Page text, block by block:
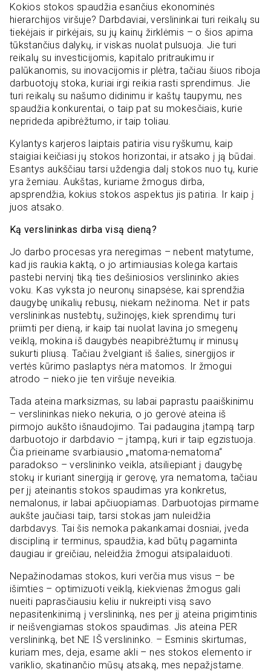
Kokios stokos spaudžia esančius ekonominės
hierarchijos viršuje? Darbdaviai, verslininkai turi reikalų su
tiekėjais ir pirkėjais, su jų kainų žirklėmis – o šios apima
tūkstančius dalykų, ir viskas nuolat pulsuoja. Jie turi
reikalų su investicijomis, kapitalo pritraukimu ir
palūkanomis, su inovacijomis ir plėtra, tačiau šiuos riboja
darbuotojų stoka, kuriai irgi reikia rasti sprendimus. Jie
turi reikalų su našumo didinimu ir kaštų taupymu, nes
spaudžia konkurentai, o taip pat su mokesčiais, kurie
neprideda apibrėžtumo, ir taip toliau.
Kylantys karjeros laiptais patiria visu ryškumu, kaip
staigiai keičiasi jų stokos horizontai, ir atsako į ją būdai.
Esantys aukščiau tarsi uždengia dalį stokos nuo tų, kurie
yra žemiau. Aukštas, kuriame žmogus dirba,
apsprendžia, kokius stokos aspektus jis patiria. Ir kaip į
juos atsako.
Ką verslininkas dirba visą dieną?
Jo darbo procesas yra neregimas – nebent matytume,
kad jis raukia kaktą, o jo artimiausias kolega kartais
pastebi nervinį tiką ties dešiniosios verslininko akies
voku. Kas vyksta jo neuronų sinapsėse, kai sprendžia
daugybę unikalių rebusų, niekam nežinoma. Net ir pats
verslininkas nustebtų, sužinojęs, kiek sprendimų turi
priimti per dieną, ir kaip tai nuolat lavina jo smegenų
veiklą, mokina iš daugybės neapibrėžtumų ir minusų
sukurti pliusą. Tačiau žvelgiant iš šalies, sinergijos ir
vertės kūrimo paslaptys nėra matomos. Ir žmogui
atrodo – nieko jie ten viršuje neveikia.
Tada ateina marksizmas, su labai paprastu paaiškinimu
– verslininkas nieko nekuria, o jo gerovė ateina iš
pirmojo aukšto išnaudojimo. Tai padaugina įtampą tarp
darbuotojo ir darbdavio – įtampą, kuri ir taip egzistuoja.
Čia prieiname svarbiausio „matoma-nematoma“
paradokso – verslininko veikla, atsiliepiant į daugybę
stokų ir kuriant sinergiją ir gerovę, yra nematoma, tačiau
per jį ateinantis stokos spaudimas yra konkretus,
nemalonus, ir labai apčiuopiamas. Darbuotojas pirmame
aukšte jaučiasi taip, tarsi stokas jam nuleidžia
darbdavys. Tai šis nemoka pakankamai dosniai, įveda
discipliną ir terminus, spaudžia, kad būtų pagaminta
daugiau ir greičiau, neleidžia žmogui atsipalaiduoti.
Nepažinodamas stokos, kuri verčia mus visus – be
išimties – optimizuoti veiklą, kiekvienas žmogus gali
nueiti paprasčiausiu keliu ir nukreipti visą savo
nepasitenkinimą į verslininką, nes per jį ateina prigimtinis
ir neišvengiamas stokos spaudimas. Jis ateina PER
verslininką, bet NE IŠ verslininko. – Esminis skirtumas,
kuriam mes, deja, esame akli – nes stokos elemento ir
variklio, skatinančio mūsų atsaką, mes nepažįstame.